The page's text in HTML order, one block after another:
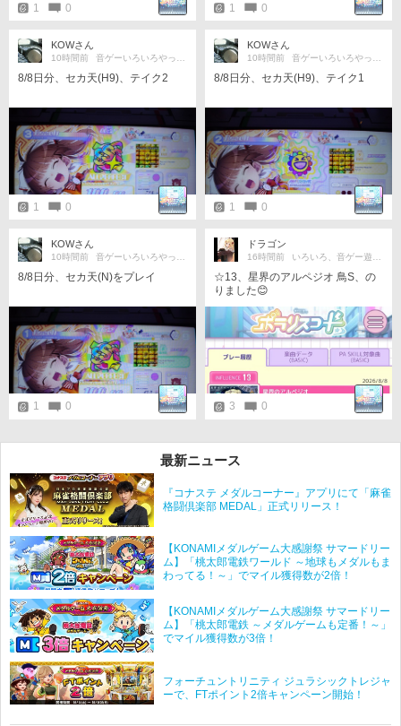
1 0 1 0
KOWさん
10時間前 音ゲーいろいろやってます
8/8日分、セカ天(H9)、テイク2
1 0
KOWさん
10時間前 音ゲーいろいろやってます
8/8日分、セカ天(H9)、テイク1
1 0
KOWさん
10時間前 音ゲーいろいろやってます
8/8日分、セカ天(N)をプレイ
1 0
ドラゴン
16時間前 いろいろ、音ゲー遊んでます☆☆
☆13、星界のアルペジオ 鳥S、の
りました😊
3 0
最新ニュース
『コナステ メダルコーナー』アプリにて「麻雀
格闘倶楽部 MEDAL」正式リリース！
【KONAMIメダルゲーム大感謝祭 サマードリー
ム】「桃太郎電鉄ワールド ～地球もメダルもま
わってる！～」でマイル獲得数が2倍！
【KONAMIメダルゲーム大感謝祭 サマードリー
ム】「桃太郎電鉄 ～メダルゲームも定番！～」
でマイル獲得数が3倍！
フォーチュントリニティ ジュラシックトレジャ
ーで、FTポイント2倍キャンペーン開始！